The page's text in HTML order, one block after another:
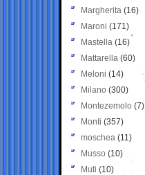
Margherita (16)
Maroni (171)
Mastella (16)
Mattarella (60)
Meloni (14)
Milano (300)
Montezemolo (7)
Monti (357)
moschea (11)
Musso (10)
Muti (10)